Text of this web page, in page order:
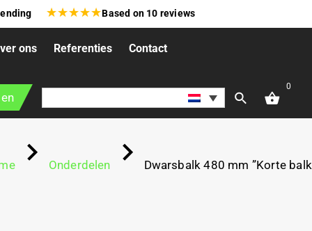
★★★★★Based on 10 reviews
ons Referenties Contact
0
Onderdelen Dwarsbalk 480 mm ”Korte balk